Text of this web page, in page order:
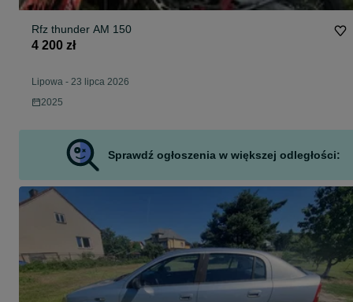
Rfz thunder AM 150
4 200 zł
Lipowa - 23 lipca 2026
2025
Sprawdź ogłoszenia w większej odległości: